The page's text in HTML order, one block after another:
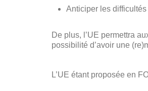
Anticiper les
De plus, l’UE permettra
possibilité d’avoir une
L’UE étant proposée en